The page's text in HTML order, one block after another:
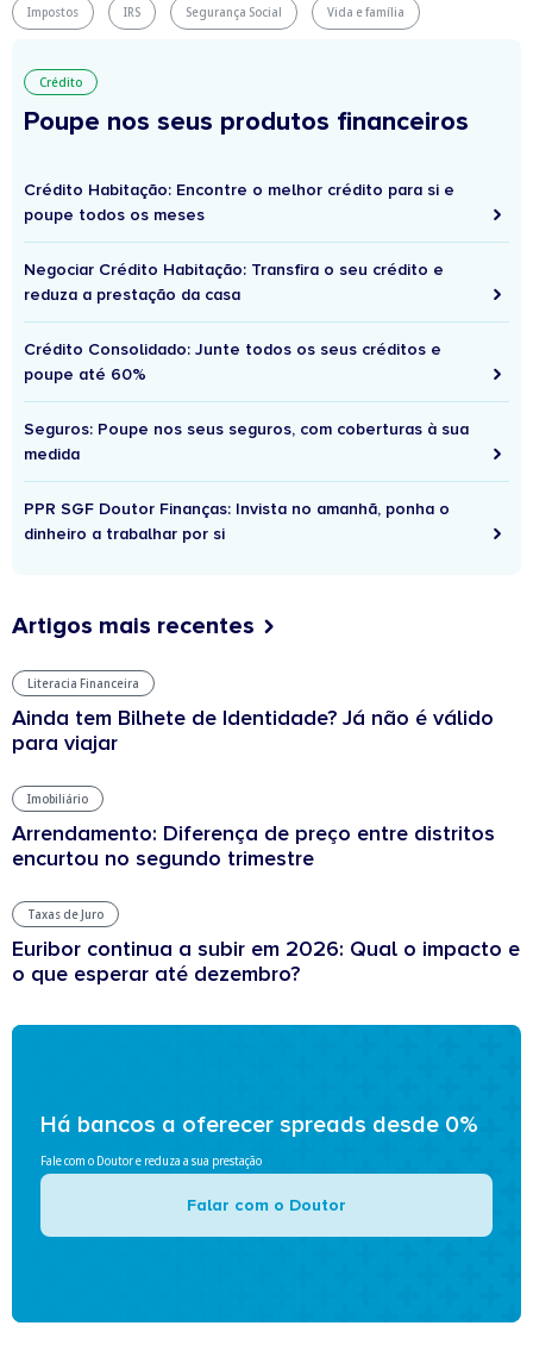
Impostos IRS Segurança Social Vida e família
Crédito
Poupe nos seus produtos financeiros
Crédito Habitação: Encontre o melhor crédito para si e
poupe todos os meses
Negociar Crédito Habitação: Transfira o seu crédito e
reduza a prestação da casa
Crédito Consolidado: Junte todos os seus créditos e
poupe até 60%
Seguros: Poupe nos seus seguros, com coberturas à sua
medida
PPR SGF Doutor Finanças: Invista no amanhã, ponha o
dinheiro a trabalhar por si
Artigos mais recentes
Literacia Financeira
Ainda tem Bilhete de Identidade? Já não é válido
para viajar
Imobiliário
Arrendamento: Diferença de preço entre distritos
encurtou no segundo trimestre
Taxas de Juro
Euribor continua a subir em 2026: Qual o impacto e
o que esperar até dezembro?
Há bancos a oferecer spreads desde 0%
Fale com o Doutor e reduza a sua prestação
Falar com o Doutor